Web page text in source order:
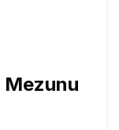
Mezunu